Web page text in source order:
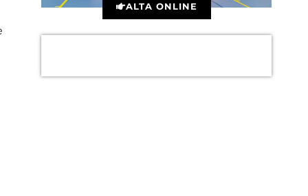
ALTA ONLINE